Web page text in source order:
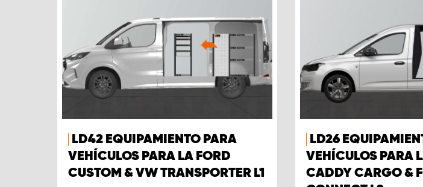
LD42 EQUIPAMIENTO PARA
VEHÍCULOS PARA LA FORD
CUSTOM & VW TRANSPORTER L1
LD26
VEHÍCULOS PARA
CADDY CARGO &